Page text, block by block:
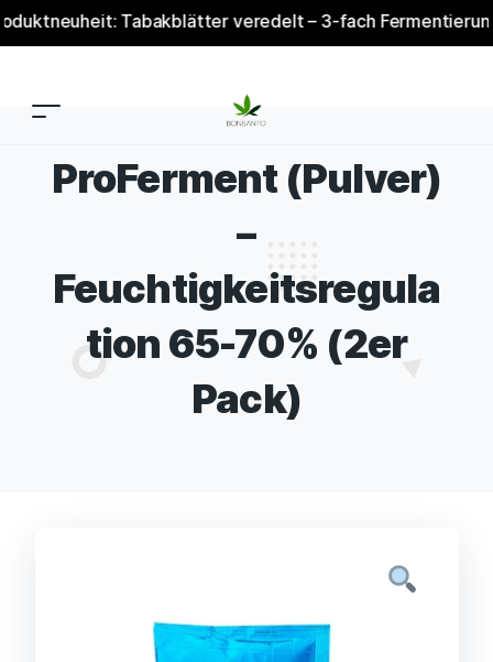
Tabakblätter veredelt – 3-fach Fermentierung &
ProFerment (Pulver)
–
Feuchtigkeitsregula
tion 65-70% (2er
Pack)